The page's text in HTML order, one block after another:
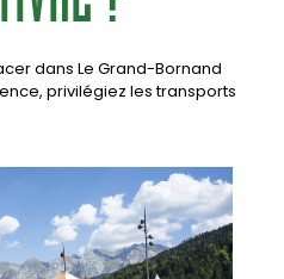
dans Le Grand-Bornand
privilégiez les transports